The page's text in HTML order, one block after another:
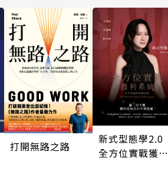
打開無路之路
新式型態學
全方位實戰獲利